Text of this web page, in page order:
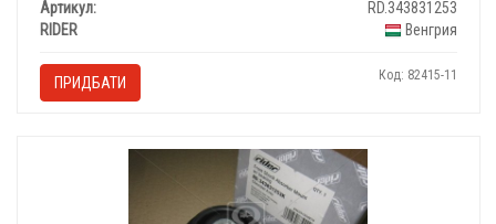
Артикул:
RD.343831253
RIDER
Венгрия
ПРИДБАТИ Код: 82415-11